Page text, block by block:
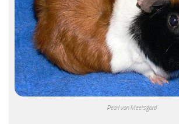
Pearl von Meersgard